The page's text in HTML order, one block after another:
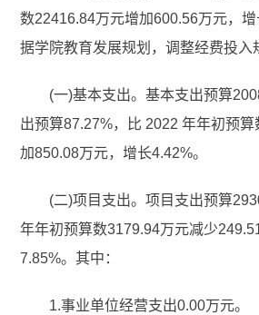
数22416.84万元增加600.56万元，
据学院教育发展规划，调整经费投入
(一)基本支出。基本支出预算
出预算87.27%，比 2022 年年初预
加850.08万元，增长4.42%。
(二)项目支出。项目支出预算
年年初预算数3179.94万元减少
7.85%。其中：
1.事业单位经营支出0.00万元。